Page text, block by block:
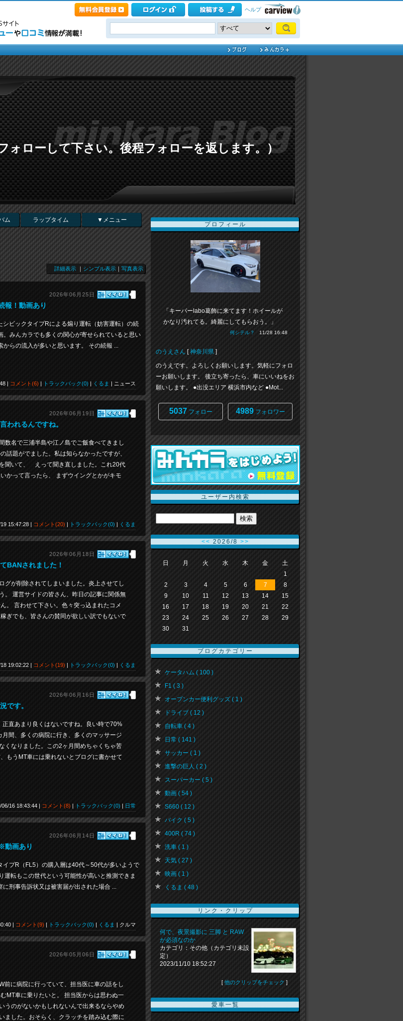
ヘルプ
ォローして下さい。後程フォローを返します。）
ム ラップタイム ▼メニュー
詳細表示 ｜ シンプル表示 ｜ 写真表示
2026年06月25日
報！動画あり
ビックタイプRによる煽り運転（妨害運転）の続
みんカラでも多くの関心が寄せられていると思い
らの流入が多いと思います。 その続報 ...
| コメント(6) | トラックバック(0) | くるま | ニュース
2026年06月19日
われるんですね。
数名で三浦半島や江ノ島でご飯食べてきまし
話題がでました。私は知らなかったですが、
聞いて、 えって聞き直しました。これ20代
かって言ったら、 まずウイングとかがキモ
15:47:28 | コメント(20) | トラックバック(0) | くるま
2026年06月18日
BANされました！
グが削除されてしまいました。炎上させてし
。 運営サイドの皆さん、昨日の記事に関係無
。 言わせて下さい。色々突っ込まれたコメ
ぎでも、皆さんの賛同が欲しい訳でもないで
19:02:22 | コメント(19) トラックバック(0) くるま
2026年06月16日
です。
直あまり良くはないですね。良い時で70%
間、多くの病院に行き、多くのマッサージ
くなりました。この2ヶ月間めちゃくちゃ苦
もうMT車には乗れないとブログに書かせて
16 18:43:44 | コメント(8) トラックバック(0) 日常
2026年06月14日
動画あり
プR（FL5）の購入層は40代～50代が多いようで
転もこの世代という可能性が高いと推測できま
刑事告訴状又は被害届が出された場合 ...
| コメント(9) トラックバック(0) くるま | クルマ
2026年05月06日
に病院に行っていて、担当医に車の話をし
MT車に乗りたいと。 担当医からは思わぬ一
うのがないかもしれないんで出来るならやめ
ました。おそらく、クラッチを踏み込む際に
プロフィール
「キーパーlabo葛飾に来てます！ホイールが
かなり汚れてる。綺麗にしてもらおう。」
何シテル？ 11/28 16:48
のうえさん [神奈川県 ]
のうえです。よろしくお願いします。気軽にフォロ
ーお願いします。 後立ち寄ったら、車にいいねをお
願いします。 ●出没エリア 横浜市内など ●Mot...
5037 フォロー 4989フォロワー
ユーザー内検索
<< 2026/8 >>
日 月 火 水 木 金
土
1
2
3 4 5 6 7
8
9
10 11 12 13 14
15
16
17 18 19 20 21
22
23
24 25 26 27 28
29
30
31
ブログカテゴリー
ケータハム ( 100 )
F1 ( 3 )
オープンカー便利グッズ ( 1 )
ドライブ ( 12 )
自転車 ( 4 )
日常 ( 141 )
サッカー ( 1 )
進撃の巨人 ( 2 )
スーパーカー ( 5 )
動画 ( 54 )
S660 ( 12 )
バイク ( 5 )
400R ( 74 )
洗車 ( 1 )
天気 ( 27 )
映画 ( 1 )
くるま ( 48 )
リンク・クリップ
何で、夜景撮影に 三脚 と RAW
が必須なのか
カテゴリ：その他（カテゴリ未設
定）
2023/11/10 18:52:27
[ 他のクリップをチェック ]
愛車一覧